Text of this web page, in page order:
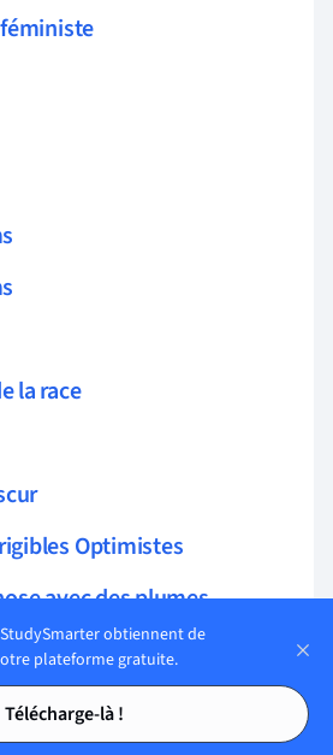
Tables des matières
Tables des matières
la race
Optimistes
avec des plumes -
obtiennent de
plateforme gratuite.
Télécharge-là !